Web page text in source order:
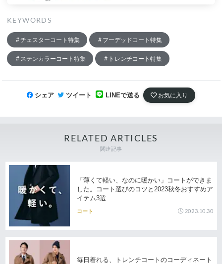
KEYWORDS
チェスターコート特集 フーデッドコート特集
ステンカラーコート特集 トレンチコート特集
シェア ツイート LINEで送る お気に入り
RELATED ARTICLES
関連記事
「薄くて軽い、なのに暖かい」コートができま
した。コート選びのコツと2023秋冬おすすめア
イテム3選
コート 2023.10.30
毎日着れる、トレンチコートのコーディネート